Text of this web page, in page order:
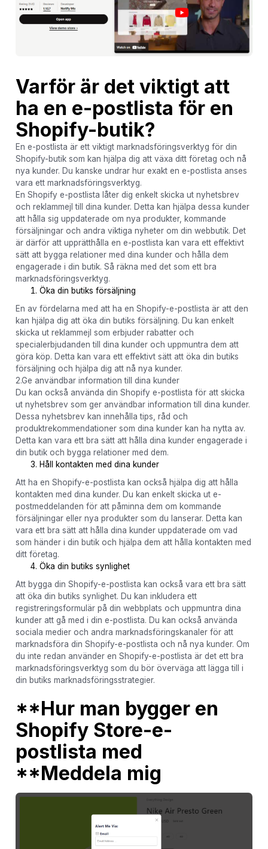
Varför är det viktigt att
ha en e-postlista för en
Shopify-butik?
En e-postlista är ett viktigt marknadsföringsverktyg för din
Shopify-butik som kan hjälpa dig att växa ditt företag och nå
nya kunder. Du kanske undrar hur exakt en e-postlista anses
vara ett marknadsföringsverktyg.
En Shopify e-postlista låter dig enkelt skicka ut nyhetsbrev
och reklammejl till dina kunder. Detta kan hjälpa dessa kunder
att hålla sig uppdaterade om nya produkter, kommande
försäljningar och andra viktiga nyheter om din webbutik. Det
är därför att upprätthålla en e-postlista kan vara ett effektivt
sätt att bygga relationer med dina kunder och hålla dem
engagerade i din butik. Så räkna med det som ett bra
marknadsföringsverktyg.
Öka din butiks försäljning
En av fördelarna med att ha en Shopify-e-postlista är att den
kan hjälpa dig att öka din butiks försäljning. Du kan enkelt
skicka ut reklammejl som erbjuder rabatter och
specialerbjudanden till dina kunder och uppmuntra dem att
göra köp. Detta kan vara ett effektivt sätt att öka din butiks
försäljning och hjälpa dig att nå nya kunder.
2.Ge användbar information till dina kunder
Du kan också använda din Shopify e-postlista för att skicka
ut nyhetsbrev som ger användbar information till dina kunder.
Dessa nyhetsbrev kan innehålla tips, råd och
produktrekommendationer som dina kunder kan ha nytta av.
Detta kan vara ett bra sätt att hålla dina kunder engagerade i
din butik och bygga relationer med dem.
Håll kontakten med dina kunder
Att ha en Shopify-e-postlista kan också hjälpa dig att hålla
kontakten med dina kunder. Du kan enkelt skicka ut e-
postmeddelanden för att påminna dem om kommande
försäljningar eller nya produkter som du lanserar. Detta kan
vara ett bra sätt att hålla dina kunder uppdaterade om vad
som händer i din butik och hjälpa dem att hålla kontakten med
ditt företag.
Öka din butiks synlighet
Att bygga din Shopify-e-postlista kan också vara ett bra sätt
att öka din butiks synlighet. Du kan inkludera ett
registreringsformulär på din webbplats och uppmuntra dina
kunder att gå med i din e-postlista. Du kan också använda
sociala medier och andra marknadsföringskanaler för att
marknadsföra din Shopify-e-postlista och nå nya kunder. Om
du inte redan använder en Shopify-e-postlista är det ett bra
marknadsföringsverktyg som du bör överväga att lägga till i
din butiks marknadsföringsstrategier.
**Hur man bygger en
Shopify Store-e-
postlista med
**Meddela mig